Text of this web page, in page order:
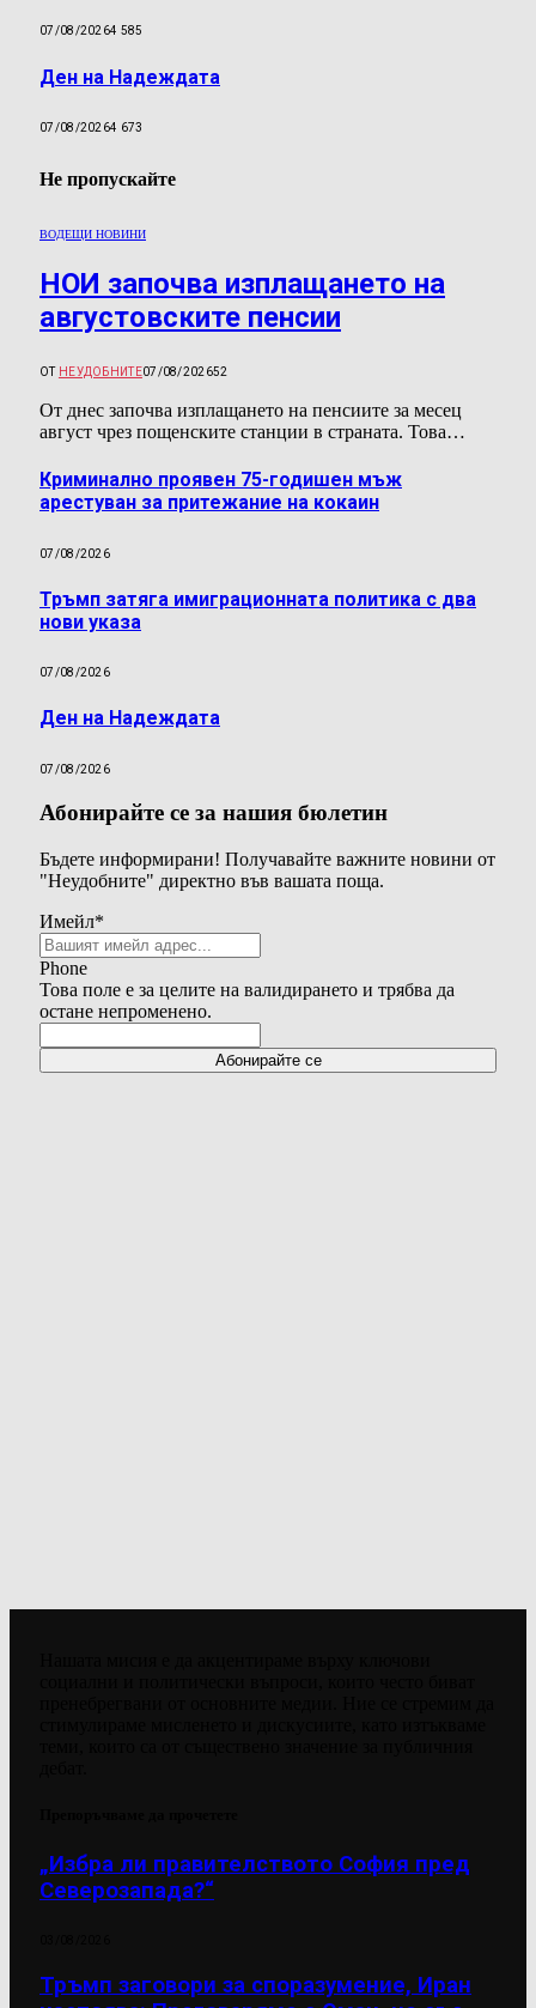
07/08/20264 585
Ден на Надеждата
07/08/20264 673
Не пропускайте
ВОДЕЩИ НОВИНИ
НОИ започва изплащането на
августовските пенсии
ОТ НЕУДОБНИТЕ07/08/202652
От днес започва изплащането на пенсиите за месец
август чрез пощенските станции в страната. Това…
Криминално проявен 75-годишен мъж
арестуван за притежание на кокаин
07/08/2026
Тръмп затяга имиграционната политика с два
нови указа
07/08/2026
Ден на Надеждата
07/08/2026
Абонирайте се за нашия бюлетин
Бъдете информирани! Получавайте важните новини от
"Неудобните" директно във вашата поща.
Имейл*
Phone
Това поле е за целите на валидирането и трябва да
остане непроменено.
„Избра ли правителството София пред
Северозапада?“
Тръмп заговори за споразумение, Иран